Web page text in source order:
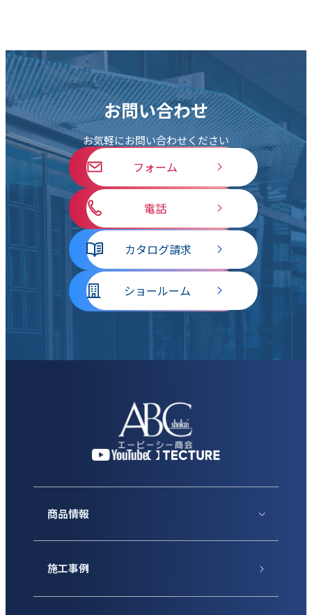
お問い合わせ
お気軽にお問い合わせください
フォーム
電話
カタログ請求
ショールーム
商品情報
施工事例